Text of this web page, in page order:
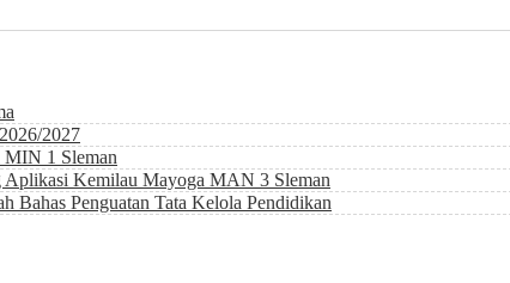
2027
MIN 1 Sleman
Kemilau Mayoga MAN 3 Sleman
Bahas Penguatan Tata Kelola Pendidikan